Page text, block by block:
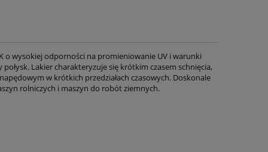
o wysokiej odporności na promieniowanie UV i warunki
Lakier charakteryzuje się krótkim czasem schnięcia,
w krótkich przedziałach czasowych. Doskonale
rolniczych i maszyn do robót ziemnych.